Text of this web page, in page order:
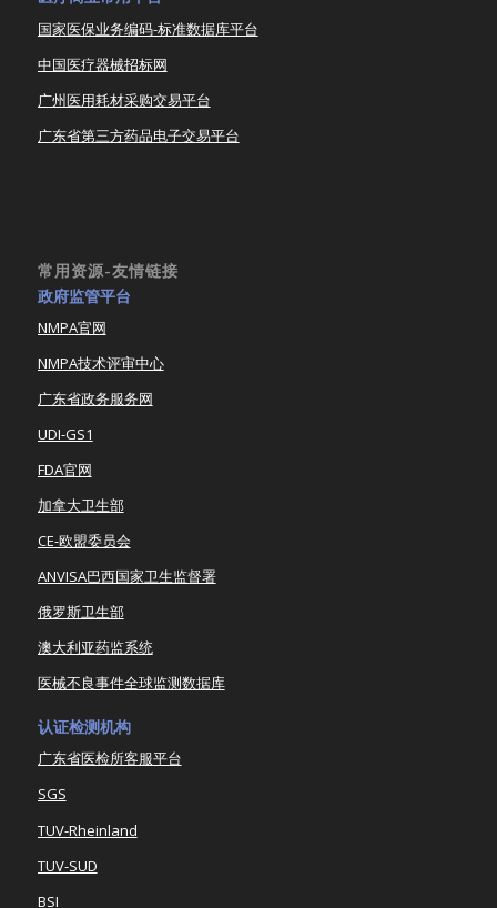
国家医保业务编码-标准数据库平台
中国医疗器械招标网
广州医用耗材采购交易平台
广东省第三方药品电子交易平台
常用资源-友情链接
政府监管平台
NMPA官网
NMPA技术评审中心
广东省政务服务网
UDI-GS1
FDA官网
加拿大卫生部
CE-欧盟委员会
ANVISA巴西国家卫生监督署
俄罗斯卫生部
澳大利亚药监系统
医械不良事件全球监测数据库
认证检测机构
广东省医检所客服平台
SGS
TUV-Rheinland
TUV-SUD
BSI